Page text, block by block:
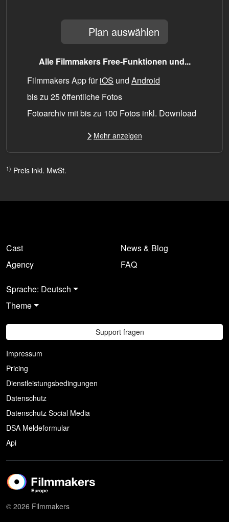
Plan auswählen
Alle Filmmakers Free-Funktionen und...
Filmmakers App füriOS und Android
bis zu 25 öffentliche Fotos
Fotoarchiv mit bis zu 100 Fotos inkl. Download
Mehr anzeigen
1) Preis inkl. MwSt.
Cast
Agency
News & Blog
FAQ
Sprache: Deutsch
Theme
Support fragen
Impressum
Pricing
Dienstleistungsbedingungen
Datenschutz
Datenschutz Social Media
DSA Meldeformular
Api
© 2026 Filmmakers